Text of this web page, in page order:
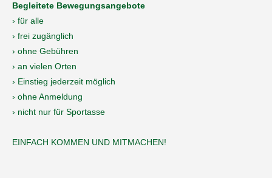
Begleitete Bewegungsangebote
› für alle
› frei zugänglich
› ohne Gebühren
› an vielen Orten
› Einstieg jederzeit möglich
› ohne Anmeldung
› nicht nur für Sportasse
EINFACH KOMMEN UND MITMACHEN!